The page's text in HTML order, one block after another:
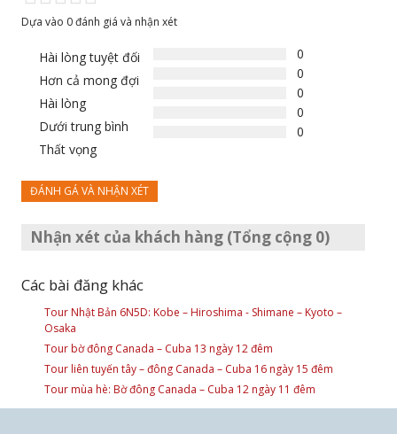
Dựa vào 0 đánh giá và nhận xét
Hài lòng tuyệt đối
Hơn cả mong đợi
Hài lòng
Dưới trung bình
Thất vọng
0
0
0
0
0
ĐÁNH GÁ VÀ NHẬN XÉT
Nhận xét của khách hàng (Tổng cộng 0)
Các bài đăng khác
Tour Nhật Bản 6N5D: Kobe – Hiroshima - Shimane – Kyoto –
Osaka
Tour bờ đông Canada – Cuba 13 ngày 12 đêm
Tour liên tuyến tây – đông Canada – Cuba 16 ngày 15 đêm
Tour mùa hè: Bờ đông Canada – Cuba 12 ngày 11 đêm